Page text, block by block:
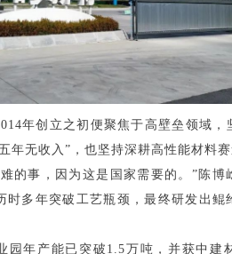
年创立之初便聚焦于高壁垒领域，
年无收入”，也坚持深耕高性能材料
的事，因为这是国家需要的。”陈博
时多年突破工艺瓶颈，最终研发出
园年产能已突破1.5万吨，并获中建